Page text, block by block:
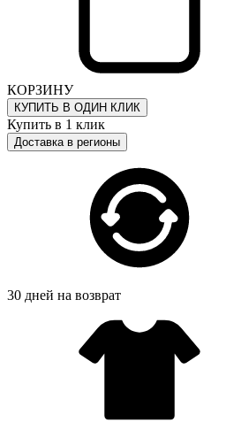
КОРЗИНУ
КУПИТЬ В ОДИН КЛИК
Купить в 1 клик
Доставка в регионы
30 дней на возврат